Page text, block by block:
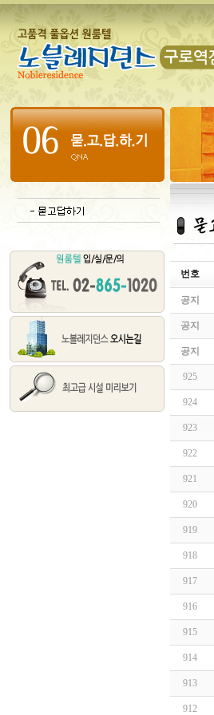
번호
공지
공지
공지
925
924
923
922
921
920
919
918
917
916
915
914
913
912